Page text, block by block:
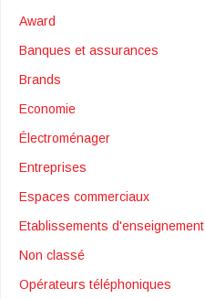
Award
Banques et assurances
Brands
Economie
Électroménager
Entreprises
Espaces commerciaux
Etablissements d'enseignement
Non classé
Opérateurs téléphoniques